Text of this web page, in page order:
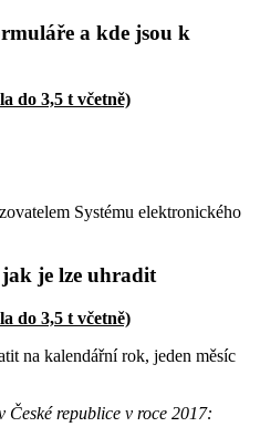
a kde jsou k
do 3,5 t včetně)
Systému elektronického
je lze uhradit
do 3,5 t včetně)
na kalendářní rok, jeden měsíc
České republice v roce 2017: